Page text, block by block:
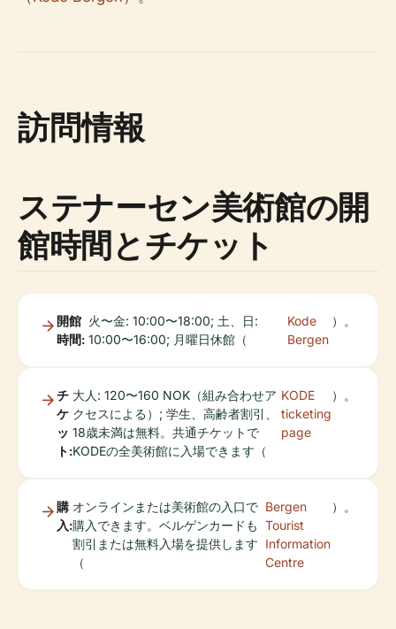
訪問情報
ステナーセン美術館の開
館時間とチケット
開館
時間:
火〜金: 10:00〜18:00; 土、日:
10:00〜16:00; 月曜日休館（
Kode
Bergen
）。
チ
ケ
ッ
ト:
大人: 120〜160 NOK（組み合わせア
クセスによる）; 学生、高齢者割引、
18歳未満は無料。共通チケットで
KODEの全美術館に入場できます（
KODE
ticketing
page
）。
購
入:
オンラインまたは美術館の入口で
購入できます。ベルゲンカードも
割引または無料入場を提供します
（
Bergen
Tourist
Information
Centre
）。